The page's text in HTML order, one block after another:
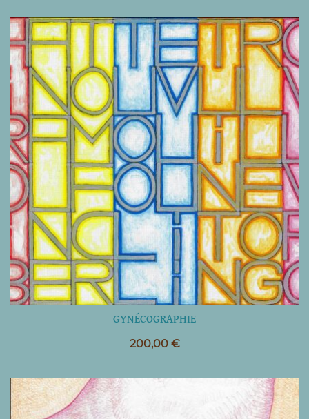
GYNÉCOGRAPHIE
200,00 €